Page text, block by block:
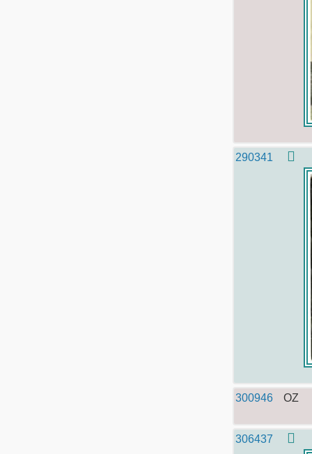
290341
300946 OZ
306437